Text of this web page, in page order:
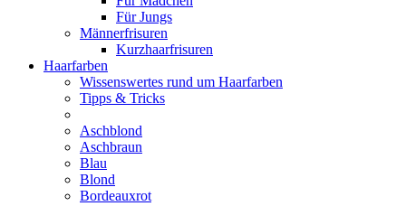
Für Jungs
Männerfrisuren
Kurzhaarfrisuren
Haarfarben
Wissenswertes rund um Haarfarben
Tipps & Tricks
Aschblond
Aschbraun
Blau
Blond
Bordeauxrot